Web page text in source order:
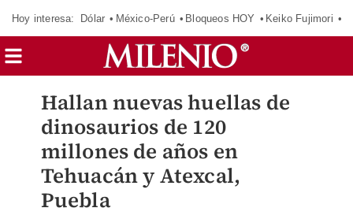
Hoy interesa: Dólar México-Perú Bloqueos HOY Keiko Fujimori
Hallan nuevas huellas de
dinosaurios de 120
millones de años en
Tehuacán y Atexcal,
Puebla